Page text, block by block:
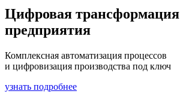
Цифровая трансформация
предприятия
Комплексная автоматизация процессов
и цифровизация производства под ключ
узнать подробнее